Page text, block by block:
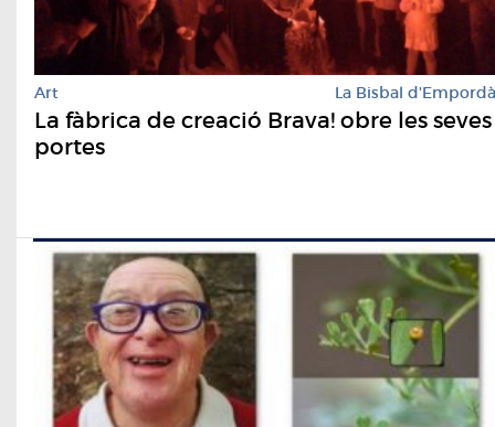
Art La Bisbal d'Empordà
La fàbrica de creació Brava! obre les seves
portes